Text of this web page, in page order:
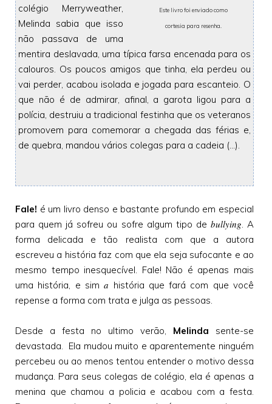
Este livro foi enviado como
cortesia para resenha
colégio Merryweather,
Melinda sabia que isso
não passava de uma
mentira deslavada, uma típica farsa encenada para os
calouros. Os poucos amigos que tinha, ela perdeu ou
vai perder, acabou isolada e jogada para escanteio. O
que não é de admirar, afinal, a garota ligou para a
polícia, destruiu a tradicional festinha que os veteranos
promovem para comemorar a chegada das férias e,
de quebra, mandou vários colegas para a cadeia (...).
Fale! é um livro denso e bastante profundo em especial
para quem já sofreu ou sofre algum tipo de bullying. A
forma delicada e tão realista com que a autora
escreveu a história faz com que ela seja sufocante e ao
mesmo tempo inesquecível. Fale! Não é apenas mais
uma história, e sima história que fará com que você
repense a forma com trata e julga as pessoas.
Desde a festa no ultimo verão, Melinda sente-se
devastada. Ela mudou muito e aparentemente ninguém
percebeu ou ao menos tentou entender o motivo dessa
mudança. Para seus colegas de colégio, ela é apenas a
menina que chamou a policia e acabou com a festa.